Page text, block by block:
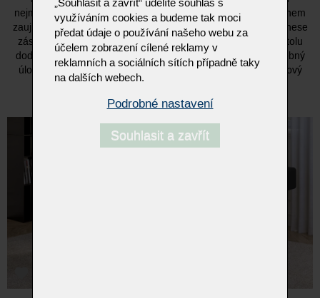
nejmenších prostor. Jeho čistý design s jemným retro nádechem
zaujme na první pohled. Elegantní lakovaná kovová podnož nese
zásuvku a horní desku s výrazně zakřivenou nohou, která stolu
dodává osobitý charakter. Praktická zásuvka poskytuje potřebný
úložný prostor, zatímco celkové provedení zaručuje nadčasový
vzhled pro vaši domácí kancelář, ateliér či pracovnu.
„Souhlasit a zavřít“ udělíte souhlas s
využíváním cookies a budeme tak moci
předat údaje o používání našeho webu za
účelem zobrazení cílené reklamy v
reklamních a sociálních sítích případně taky
na dalších webech.
Podrobné nastavení
Souhlasit a zavřít